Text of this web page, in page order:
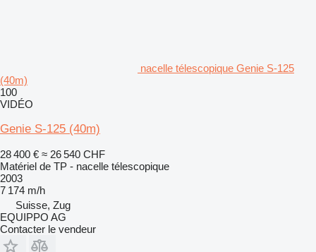
nacelle télescopique Genie S-125
(40m)
100
VIDÉO
Genie S-125 (40m)
28 400 € ≈ 26 540 CHF
Matériel de TP - nacelle télescopique
2003
7 174 m/h
Suisse, Zug
EQUIPPO AG
Contacter le vendeur